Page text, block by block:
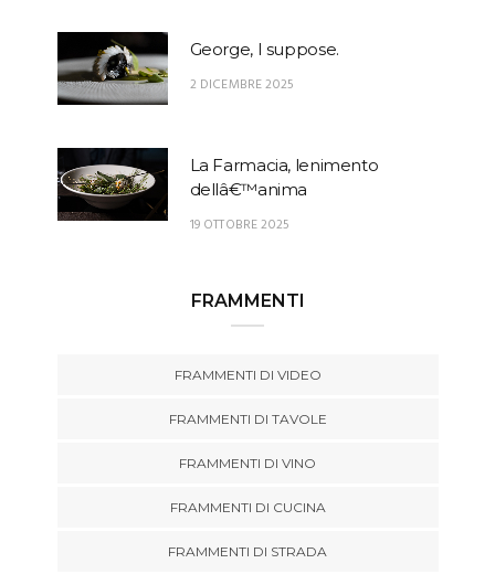
George, I suppose.
2 DICEMBRE 2025
La Farmacia, lenimento
dellâ€™anima
19 OTTOBRE 2025
FRAMMENTI
FRAMMENTI DI VIDEO
FRAMMENTI DI TAVOLE
FRAMMENTI DI VINO
FRAMMENTI DI CUCINA
FRAMMENTI DI STRADA